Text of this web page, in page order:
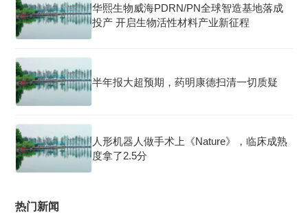
华熙生物威海PDRN/PN全球智造基地落成
投产 开启生物活性材料产业新征程
半年报大超预期，药明康德扫清一切质疑
人形机器人做手术上《Nature》，临床成熟
度拿了2.5分
热门新闻